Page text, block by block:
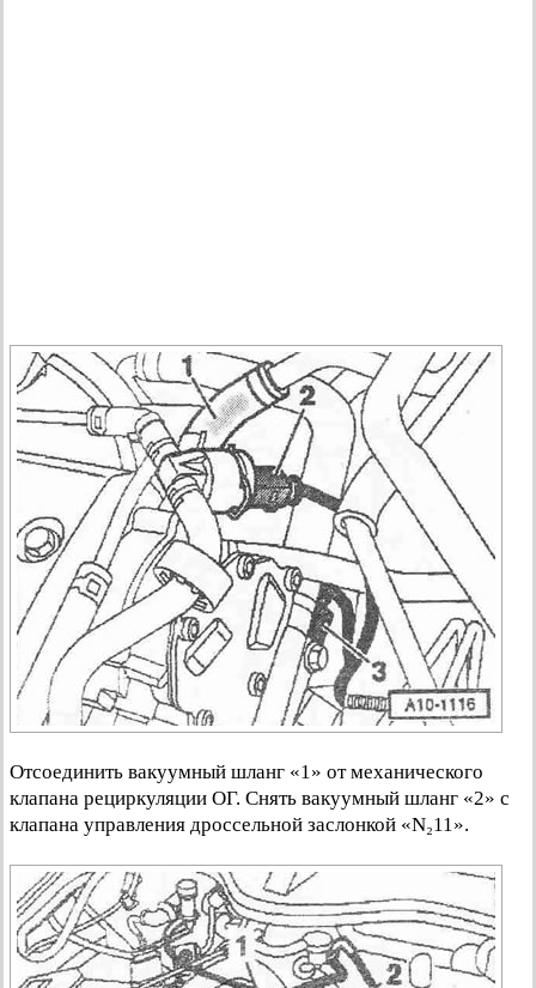
Отсоединить вакуумный шланг «1» от механического
клапана рециркуляции ОГ. Снять вакуумный шланг «2» с
клапана управления дроссельной заслонкой «N₂11».